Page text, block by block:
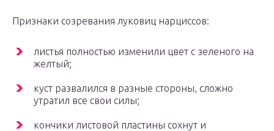
Признаки созревания луковиц нарциссов:
листья полностью изменили цвет с зеленого на
желтый;
куст развалился в разные стороны, сложно
утратил все свои силы;
кончики листовой пластины сохнут и